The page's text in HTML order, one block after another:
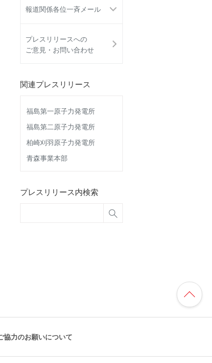
報道関係各位一斉メール
プレスリリースへの
ご意見・お問い合わせ
関連プレスリリース
福島第一原子力発電所
福島第二原子力発電所
柏崎刈羽原子力発電所
青森事業本部
プレスリリース内検索
協力のお願いについて